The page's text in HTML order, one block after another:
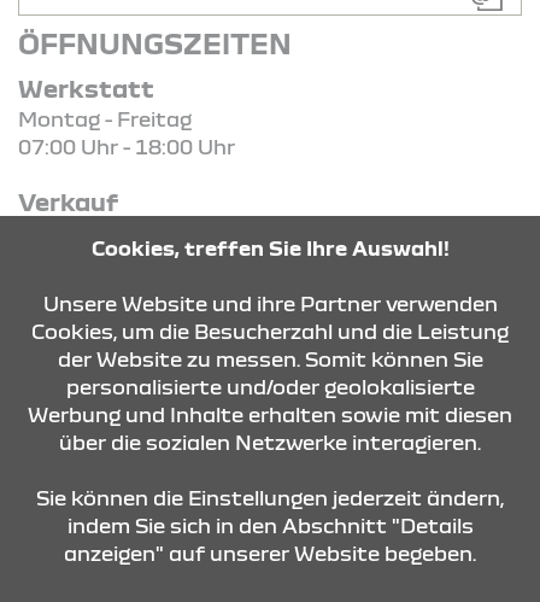
ÖFFNUNGSZEITEN
Werkstatt
Montag - Freitag
07:00 Uhr - 18:00 Uhr
Verkauf
09:00 Uhr - 18:00 Uhr
KONTAKT & ANFAHRT
Cookies, treffen Sie Ihre Auswahl!
Unsere Website und ihre Partner verwenden
Cookies, um die Besucherzahl und die Leistung
der Website zu messen. Somit können Sie
personalisierte und/oder geolokalisierte
Werbung und Inhalte erhalten sowie mit diesen
über die sozialen Netzwerke interagieren.
Sie können die Einstellungen jederzeit ändern,
indem Sie sich in den Abschnitt "Details
anzeigen" auf unserer Website begeben.